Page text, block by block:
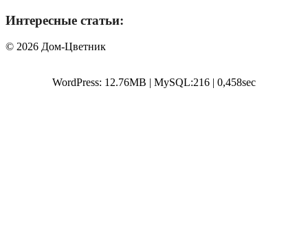
Интересные статьи:
© 2026 Дом-Цветник
WordPress: 12.76MB | MySQL:216 | 0,458sec